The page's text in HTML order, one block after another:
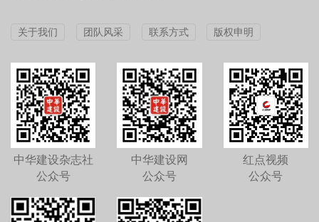
关于我们 团队风采 联系方式 版权申明
中华建设杂志社
公众号
中华建设网
公众号
红点视频
公众号